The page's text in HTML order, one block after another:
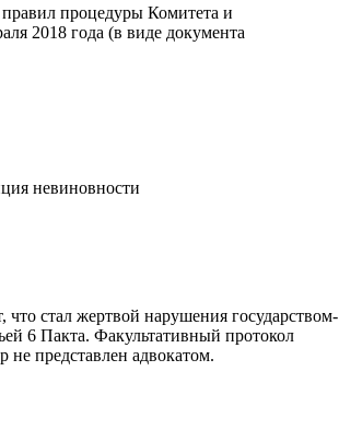
процедуры Комитета и
2018 года (в виде документа
невиновности
стал жертвой нарушения государством-
6 Пакта. Факультативный протокол
не представлен адвокатом.